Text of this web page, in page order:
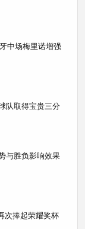
中场梅里诺增强
队取得宝贵三分
与胜负影响效果
次捧起荣耀奖杯